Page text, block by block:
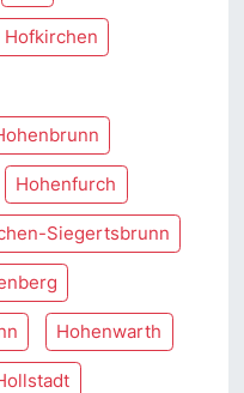
Hofkirchen
Hohenfurch
Siegertsbrunn
Hohenwarth